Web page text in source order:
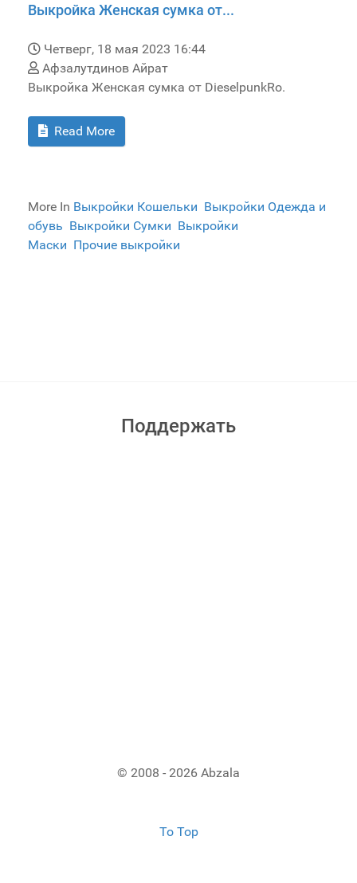
Выкройка Женская сумка от...
Четверг, 18 мая 2023 16:44
Афзалутдинов Айрат
Выкройка Женская сумка от DieselpunkRo.
Read More
More In Выкройки Кошельки Выкройки Одежда и
обувь Выкройки Сумки Выкройки
Маски Прочие выкройки
Поддержать
© 2008 - 2026 Abzala
To Top